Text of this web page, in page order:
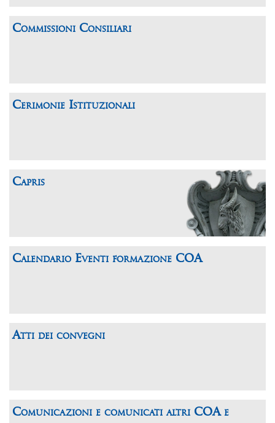
Commissioni Consiliari
Cerimonie Istituzionali
Capris
Calendario Eventi formazione COA
Atti dei convegni
Comunicazioni e comunicati altri COA e